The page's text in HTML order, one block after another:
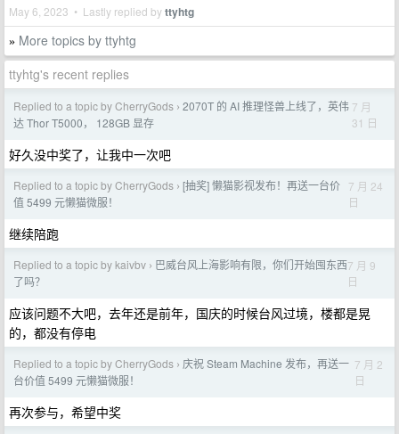
May 6, 2023 • Lastly replied byttyhtg
» More topics by ttyhtg
ttyhtg's recent replies
Replied to a topic by CherryGods › 2070T 的 AI 推理怪兽上线了，英伟
达 Thor T5000， 128GB 显存
7 月
31 日
好久没中奖了，让我中一次吧
Replied to a topic by CherryGods › [抽奖] 懒猫影视发布！再送一台价
值 5499 元懒猫微服！
7 月 24
日
继续陪跑
Replied to a topic by kaivbv › 巴威台风上海影响有限，你们开始囤东西
了吗？
7 月 9
日
应该问题不大吧，去年还是前年，国庆的时候台风过境，楼都是晃
的，都没有停电
Replied to a topic by CherryGods › 庆祝 Steam Machine 发布，再送一
台价值 5499 元懒猫微服！
7 月 2
日
再次参与，希望中奖